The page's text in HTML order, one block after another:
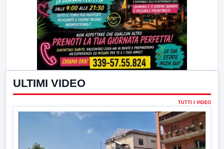
ULTIMI VIDEO
TUTTI I VIDEO